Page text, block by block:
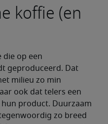
koffie (en
die op een
geproduceerd. Dat
milieu zo min
ook dat telers een
product. Duurzaam
zo breed